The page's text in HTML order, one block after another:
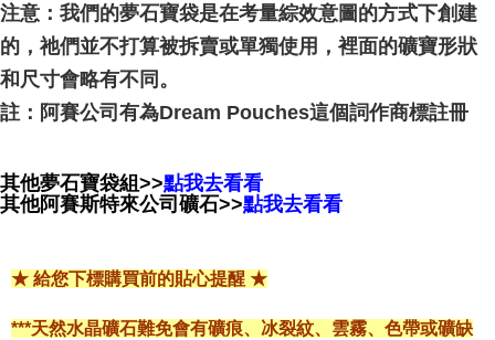
注意：我們的夢石寶袋是在考量綜效意圖的方式下創建
的，祂們並不打算被拆賣或單獨使用，裡面的礦寶形狀
和尺寸會略有不同。
註：阿賽公司有為Dream Pouches這個詞作商標註冊
其他夢石寶袋組>>點我去看看
其他阿賽斯特來公司礦石>>點我去看看
★ 給您下標購買前的貼心提醒 ★
***天然水晶礦石難免會有礦痕、冰裂紋、雲霧、色帶或礦缺